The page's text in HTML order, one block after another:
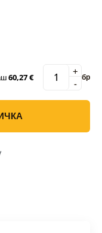
60,27 € -
+ бр